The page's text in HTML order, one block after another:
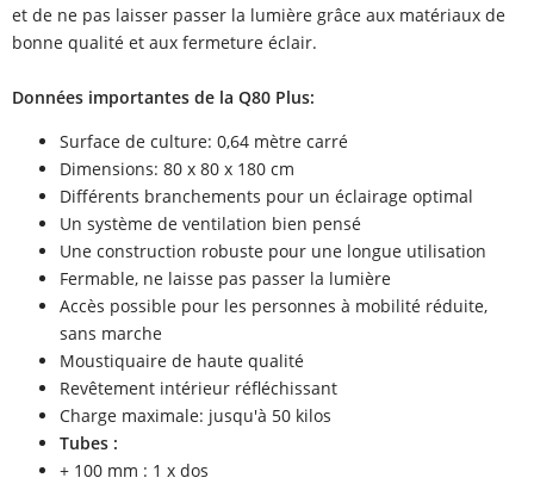
et de ne pas laisser passer la lumière grâce aux matériaux de
bonne qualité et aux fermeture éclair.
Données importantes de la Q80 Plus:
Surface de culture: 0,64 mètre carré
Dimensions: 80 x 80 x 180 cm
Différents branchements pour un éclairage optimal
Un système de ventilation bien pensé
Une construction robuste pour une longue utilisation
Fermable, ne laisse pas passer la lumière
Accès possible pour les personnes à mobilité réduite,
sans marche
Moustiquaire de haute qualité
Revêtement intérieur réfléchissant
Charge maximale: jusqu'à 50 kilos
Tubes :
+ 100 mm : 1 x dos